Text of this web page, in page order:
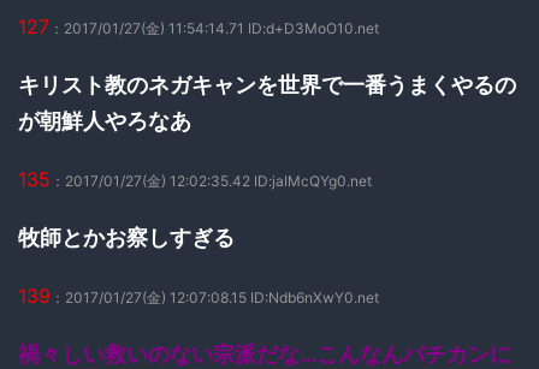
127 ：2017/01/27(金) 11:54:14.71 ID:d+D3MoO10.net
キリスト教のネガキャンを世界で一番うまくやるの
が朝鮮人やろなあ
135 ：2017/01/27(金) 12:02:35.42 ID:jaIMcQYg0.net
牧師とかお察しすぎる
139 ：2017/01/27(金) 12:07:08.15 ID:Ndb6nXwY0.net
禍々しい救いのない宗派だな…こんなんバチカンに